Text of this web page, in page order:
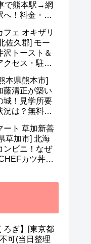
で熊本駅→網
！料金・予
フェ オキザリ
佐久郡] モー
沢トースト＆
クセス・駐車
本県熊本市]
藤清正が築い
城！見学所要
況は？無料ガ
ート 草加新善
草加市] 北海
ンビニ！なぜ
カツ丼・
ろぎ】[東京都
可(当日整理